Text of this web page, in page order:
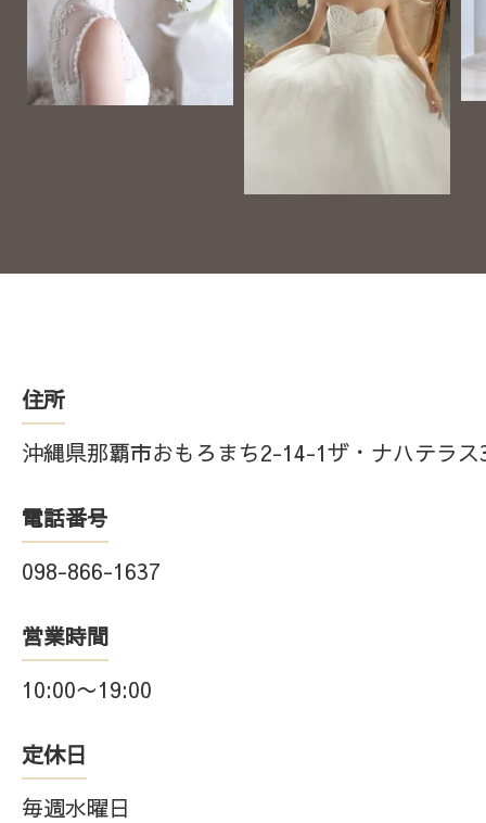
住所
沖縄県那覇市おもろまち2-14-1ザ・ナハテラス
電話番号
098-866-1637
営業時間
10:00〜19:00
定休日
毎週水曜日